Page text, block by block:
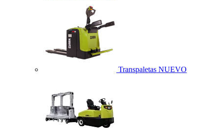
Transpaletas NUEVO